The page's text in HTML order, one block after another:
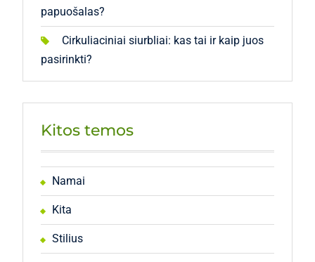
papuošalas?
Cirkuliaciniai siurbliai: kas tai ir kaip juos
pasirinkti?
Kitos temos
Namai
Kita
Stilius